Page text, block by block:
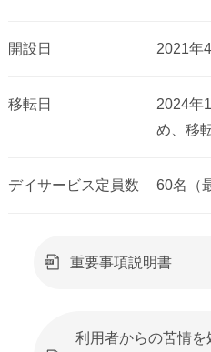
開設日 2021年
移転日
2024年
め、移
デイサービス定員数 60名（
重要事項説明書
利用者からの苦情